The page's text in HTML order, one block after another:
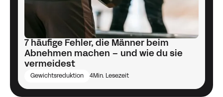
7 häufige Fehler, die Männer beim
Abnehmen machen – und wie du sie
vermeidest
Gewichtsreduktion 4 Min. Lesezeit